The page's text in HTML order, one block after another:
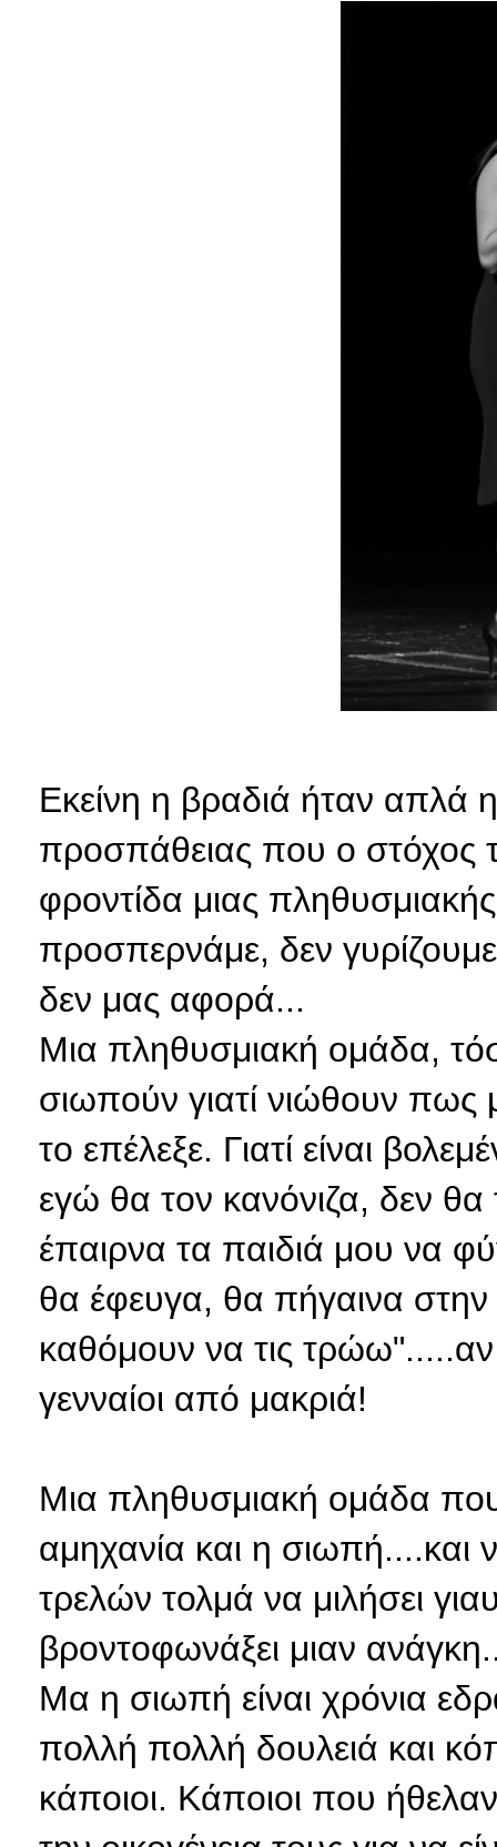
Εκείνη η βραδιά ήταν απλά
προσπάθειας που ο στόχος
φροντίδα μιας
προσπερνάμε, δεν
δεν μας αφορά...
Μια πληθυσμιακή ομάδα,
σιωπούν γιατί νιώθουν πως
το επέλεξε. Γιατί είναι
εγώ θα τον κανόνιζα, δεν θα
έπαιρνα τα παιδιά μου να
θα έφευγα, θα πήγαινα
καθόμουν να τις
γενναίοι από μακριά!
Μια πληθυσμιακή ομάδα που
αμηχανία και η σιωπή....και
τρελών τολμά να μιλήσει
βροντοφωνάξει μιαν
Μα η σιωπή είναι χρόνια
πολλή πολλή δουλειά και
κάποιοι. Κάποιοι που